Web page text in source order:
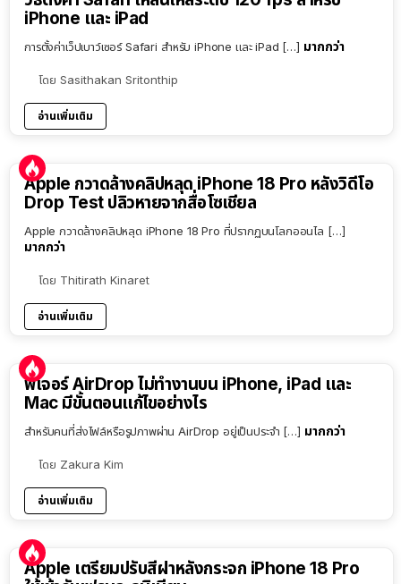
iPhone และ iPad
การตั้งค่าเว็ปเบาว์เซอร์ Safari สำหรับ iPhone และ iPad […] มากกว่า
โดย Sasithakan Sritonthip
อ่านเพิ่มเติม
Apple กวาดล้างคลิปหลุด iPhone 18 Pro หลังวิดีโอ
Drop Test ปลิวหายจากสื่อโซเชียล
Apple กวาดล้างคลิปหลุด iPhone 18 Pro ที่ปรากฏบนโลกออนไล […]
มากกว่า
โดย Thitirath Kinaret
อ่านเพิ่มเติม
ฟีเจอร์ AirDrop ไม่ทำงานบน iPhone, iPad และ
Mac มีขั้นตอนแก้ไขอย่างไร
สำหรับคนที่ส่งไฟล์หรือรูปภาพผ่าน AirDrop อยู่เป็นประจำ […] มากกว่า
โดย Zakura Kim
อ่านเพิ่มเติม
Apple เตรียมปรับสีฝาหลังกระจก iPhone 18 Pro